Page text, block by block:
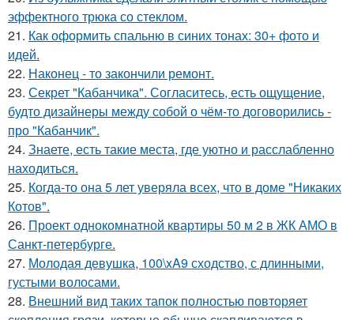
эффектного трюка со стеклом.
21. Как оформить спальню в синих тонах: 30+ фото и
идей.
22. Наконец - то закончили ремонт.
23. Секрет "Кабанчика". Согласитесь, есть ощущение,
будто дизайнеры между собой о чём-то договорились -
про "Кабанчик".
24. Знаете, есть такие места, где уютно и расслабленно
находиться.
25. Когда-то она 5 лет уверяла всех, что в доме "Никаких
Котов".
26. Проект однокомнатной квартиры 50 м 2 в ЖК АМО в
Санкт-петербурге.
27. Молодая девушка, 100\xA9 сходство, с длинными,
густыми волосами.
28. Внешний вид таких тапок полностью повторяет